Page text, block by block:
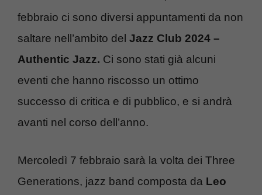
febbraio ci sono diversi appuntamenti da non
saltare nell’ambito del Jazz Club 2024 –
Authentic Jazz. Ci sono stati già alcuni
eventi che hanno riscosso un ottimo
successo di critica e di pubblico, e si andrà
avanti nel corso dell’anno.
Mercoledì 7 febbraio sarà la volta dei Three
Generations, jazz band composta da Leo